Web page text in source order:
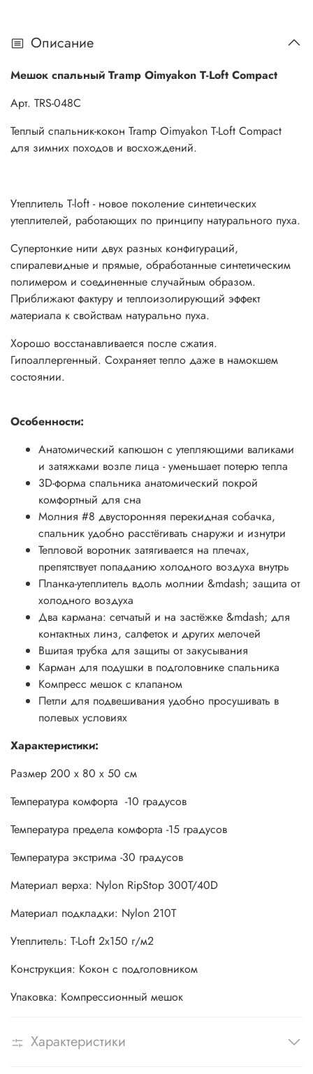
Анатомический капюшон с утепляющими валиками
3D-форма спальника анатомический покрой
Молния #8 двусторонняя перекидная собачка,
спальник удобно расстёгивать снаружи и изнутри
Тепловой воротник затягивается на плечах,
холодного воздуха
Два кармана: сетчатый и на застёжке &mdash; для
контактных линз, салфеток и других мелочей
Вшитая трубка для защиты от закусывания
Карман для подушки в подголовнике спальника
Компресс мешок с клапаном
Петли для подвешивания удобно просушивать в
полевых условиях
Характеристики:
Размер 200 х 80 х 50 см
Температура предела комфорта -15 градусов
Температура экстрима -30 градусов
Материал верха: Nylon RipStop 300T/40D
Материал подкладки: Nylon 210T
Утеплитель: T-Loft 2х150 г/м2
Конструкция: Кокон с подголовником
Упаковка: Компрессионный мешок
Описание
Мешок спальный Tramp Oimyakon T-Loft Compact
Арт. TRS-048С
Теплый спальник-кокон Tramp Oimyakon T-Loft Compact
для зимних походов и восхождений.
Утеплитель T-loft - новое поколение синтетических
утеплителей, работающих по принципу натурального пуха.
Супертонкие нити двух разных конфигураций,
спиралевидные и прямые, обработанные синтетическим
полимером и соединенные случайным образом.
Приближают фактуру и теплоизолирующий эффект
материала к свойствам натурально пуха.
Хорошо восстанавливается после сжатия.
Гипоаллергенный. Сохраняет тепло даже в намокшем
состоянии.
Особенности:
Анатомический капюшон с утепляющими валиками
и затяжками возле лица - уменьшает потерю тепла
3D-форма спальника анатомический покрой
комфортный для сна
Молния #8 двусторонняя перекидная собачка,
спальник удобно расстёгивать снаружи и изнутри
Тепловой воротник затягивается на плечах,
препятствует попаданию холодного воздуха внутрь
Планка-утеплитель вдоль молнии &mdash; защита от
холодного воздуха
Два кармана: сетчатый и на застёжке &mdash; для
контактных линз, салфеток и других мелочей
Вшитая трубка для защиты от закусывания
Карман для подушки в подголовнике спальника
Компресс мешок с клапаном
Петли для подвешивания удобно просушивать в
полевых условиях
Характеристики:
Размер 200 х 80 х 50 см
Температура комфорта -10 градусов
Температура предела комфорта -15 градусов
Температура экстрима -30 градусов
Материал верха: Nylon RipStop 300T/40D
Материал подкладки: Nylon 210T
Утеплитель: T-Loft 2х150 г/м2
Конструкция: Кокон с подголовником
Упаковка: Компрессионный мешок
Характеристики